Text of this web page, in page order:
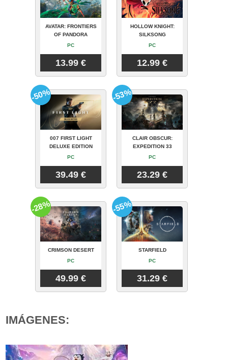
AVATAR: FRONTIERS
OF PANDORA
PC
13.99 €
HOLLOW KNIGHT:
SILKSONG
PC
12.99 €
007 FIRST LIGHT
DELUXE EDITION
PC
39.49 €
-50%
CLAIR OBSCUR:
EXPEDITION 33
PC
23.29 €
-53%
CRIMSON DESERT
PC
49.99 €
-28%
STARFIELD
PC
31.29 €
-55%
IMÁGENES: